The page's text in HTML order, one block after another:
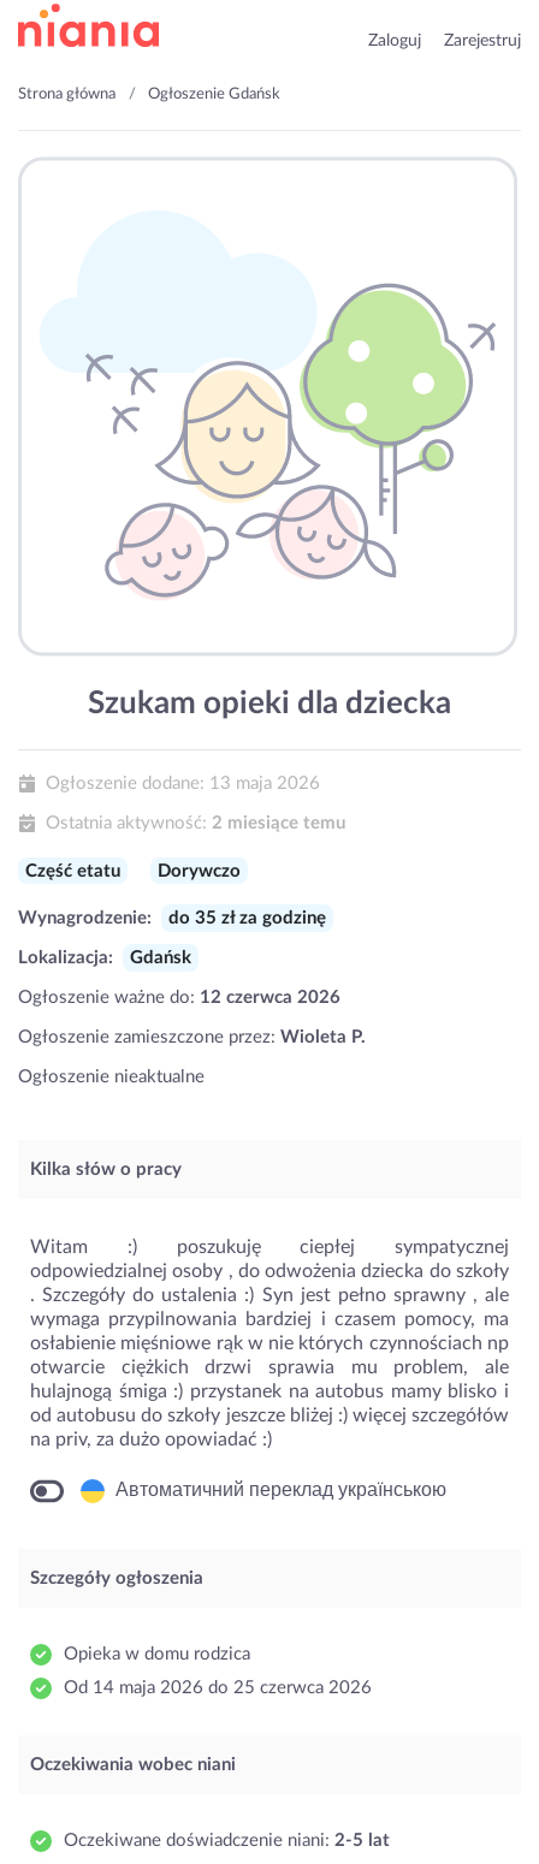
Zaloguj Zarejestruj
Strona główna Ogłoszenie Gdańsk
Szukam opieki dla dziecka
Ogłoszenie dodane: 13 maja 2026
Ostatnia aktywność: 2 miesiące temu
Część etatu Dorywczo
Wynagrodzenie: do 35 zł za godzinę
Lokalizacja: Gdańsk
Ogłoszenie ważne do: 12 czerwca 2026
Ogłoszenie zamieszczone przez: Wioleta P.
Ogłoszenie nieaktualne
Kilka słów o pracy
Witam :) poszukuję ciepłej sympatycznej
odpowiedzialnej osoby , do odwożenia dziecka do szkoły
. Szczegóły do ustalenia :) Syn jest pełno sprawny , ale
wymaga przypilnowania bardziej i czasem pomocy, ma
osłabienie mięśniowe rąk w nie których czynnościach np
otwarcie ciężkich drzwi sprawia mu problem, ale
hulajnogą śmiga :) przystanek na autobus mamy blisko i
od autobusu do szkoły jeszcze bliżej :) więcej szczegółów
na priv, za dużo opowiadać :)
Автоматичний переклад українською
Szczegóły ogłoszenia
Opieka w domu rodzica
Od 14 maja 2026 do 25 czerwca 2026
Oczekiwania wobec niani
Oczekiwane doświadczenie niani: 2-5 lat